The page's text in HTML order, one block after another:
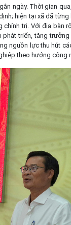
ngày. Thời gian
hiện tại xã đã
trị. Với địa bàn
triển, tăng
nguồn lực thu hút
theo hướng công